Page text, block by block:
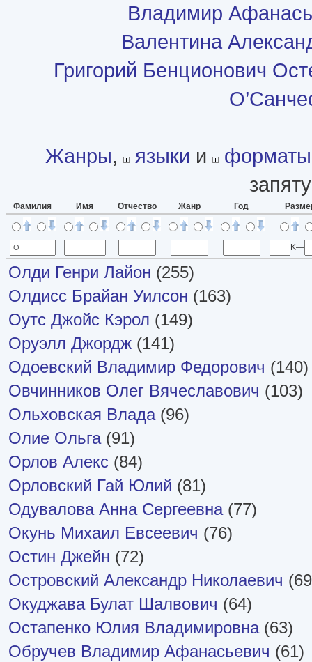
Владимир
Валентина
Григорий Бенционович
Жанры, языки и форматы
Фамилия Имя Отчество Жанр Год
K—
Олди Генри Лайон (255)
Олдисс Брайан Уилсон (163)
Оутс Джойс Кэрол (149)
Оруэлл Джордж (141)
Одоевский Владимир Федорович (140)
Овчинников Олег Вячеславович (103)
Ольховская Влада (96)
Олие Ольга (91)
Орлов Алекс (84)
Орловский Гай Юлий (81)
Одувалова Анна Сергеевна (77)
Окунь Михаил Евсеевич (76)
Остин Джейн (72)
Островский Александр Николаевич
Окуджава Булат Шалвович (64)
Остапенко Юлия Владимировна (63)
Обручев Владимир Афанасьевич (61)